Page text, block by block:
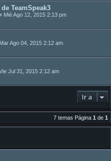
TeamSpeak3
Mié Ago 12, 2015 2:13 pm
Mar Ago 04, 2015 2:12 am
Jul 31, 2015 2:12 am
Ir a
7 temas Página 1 de 1